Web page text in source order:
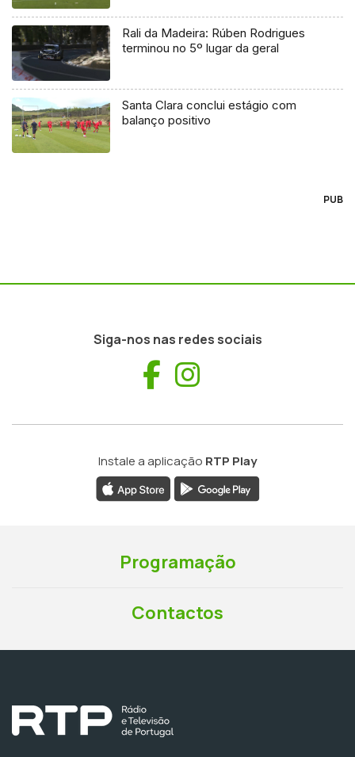
Rali da Madeira: Rúben Rodrigues
terminou no 5º lugar da geral
Santa Clara conclui estágio com
balanço positivo
PUB
Siga-nos nas redes sociais
Facebook
Instale a aplicação RTP Play
Programação
Contactos